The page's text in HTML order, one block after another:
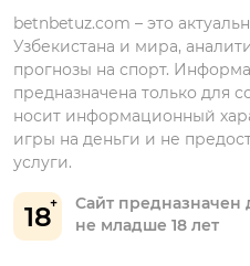
Регистрация в 1win
Регистрация в Мостбет
18
Сайт предназначен
не младше 18 лет
betnbetuz.com – это
Узбекистана и мира,
прогнозы на спорт.
предназначена только для
носит информационный
игры на деньги и не
услуги.